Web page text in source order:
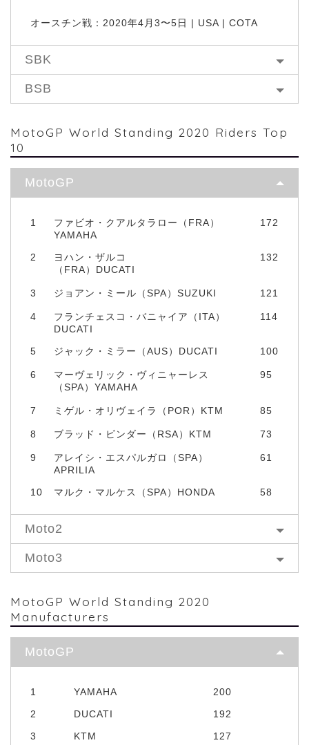
オースチン戦：2020年4月3〜5日 | USA | COTA
SBK
BSB
MotoGP World Standing 2020 Riders Top
10
MotoGP
1
ファビオ・クアルタラロー（FRA）
YAMAHA
172
2
ヨハン・ザルコ
（FRA）DUCATI
132
3 ジョアン・ミール（SPA）SUZUKI 121
4
フランチェスコ・バニャイア（ITA）
DUCATI
114
5 ジャック・ミラー（AUS）DUCATI 100
6
マーヴェリック・ヴィニャーレス
（SPA）YAMAHA
95
7 ミゲル・オリヴェイラ（POR）KTM 85
8 ブラッド・ビンダー（RSA）KTM 73
9
アレイシ・エスパルガロ（SPA）
APRILIA
61
10 マルク・マルケス（SPA）HONDA 58
Moto2
Moto3
MotoGP World Standing 2020
Manufacturers
MotoGP
1 YAMAHA
200
2
DUCATI
192
3
KTM 127